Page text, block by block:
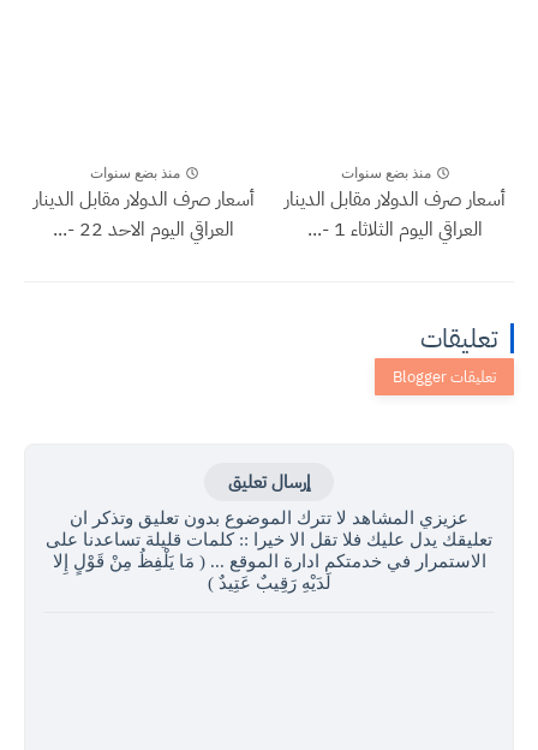
منذ بضع سنوات
أسعار صرف الدولار مقابل الدينار
العراقي اليوم الثلاثاء 1 -...
منذ بضع سنوات
أسعار صرف الدولار مقابل الدينار
العراقي اليوم الاحد 22 -...
تعليقات
إرسال تعليق
عزيزي المشاهد لا تترك الموضوع بدون تعليق وتذكر ان
تعليقك يدل عليك فلا تقل الا خيرا :: كلمات قليلة تساعدنا على
الاستمرار في خدمتكم ادارة الموقع ... ( مَا يَلْفِظُ مِنْ قَوْلٍ إِلا
لَدَيْهِ رَقِيبٌ عَتِيدٌ )